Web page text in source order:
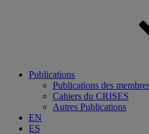
Publications
Publications des
Cahiers du CRISES
Autres Publications
EN
ES